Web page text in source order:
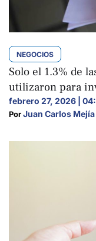
NEGOCIOS
Solo el 1.3% de
utilizaron para
febrero 27, 2026 |
Por Juan Carlos Mejía